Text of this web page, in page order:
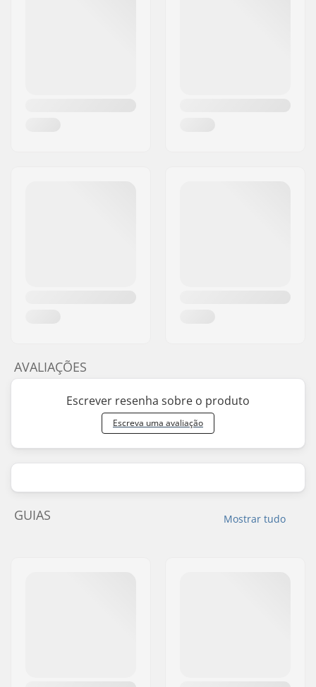
AVALIAÇÕES
Escrever resenha sobre o produto
Escreva uma avaliação
Mostrar tudo
GUIAS